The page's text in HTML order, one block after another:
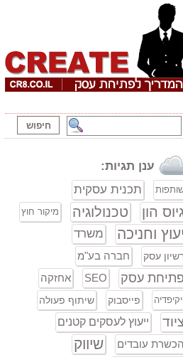
ענן תגיות:
תכנית עסקית
הון טכנולוגיה מיקור חוץ
יעוץ וחניכה משרד
עסק חברה בע"מ
פתיחת עסק SEO אחזקה
פייסבוק שיתוף פעולה
ייעוץ לעסקים קטנים
הכשרת עובדים
שיווק